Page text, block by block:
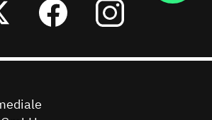
Facebook